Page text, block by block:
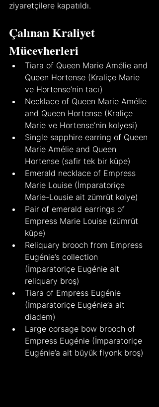
ziyaretçilere kapatıldı.
Çalınan Kraliyet
Mücevherleri
Tiara of Queen Marie Amélie and
Queen Hortense (Kraliçe Marie
ve Hortense’nin tacı)
Necklace of Queen Marie Amélie
and Queen Hortense (Kraliçe
Marie ve Hortense’nin kolyesi)
Single sapphire earring of Queen
Marie Amélie and Queen
Hortense (safir tek bir küpe)
Emerald necklace of Empress
Marie Louise (İmparatoriçe
Marie-Lousie ait zümrüt kolye)
Pair of emerald earrings of
Empress Marie Louise (zümrüt
küpe)
Reliquary brooch from Empress
Eugénie’s collection
(İmparatoriçe Eugénie ait
reliquary broş)
Tiara of Empress Eugénie
(İmparatoriçe Eugénie’a ait
diadem)
Large corsage bow brooch of
Empress Eugénie (İmparatoriçe
Eugénie’a ait büyük fiyonk broş)